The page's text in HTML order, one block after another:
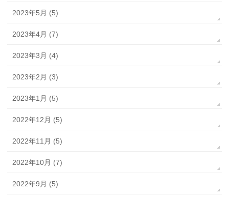
2023年5月 (5)
2023年4月 (7)
2023年3月 (4)
2023年2月 (3)
2023年1月 (5)
2022年12月 (5)
2022年11月 (5)
2022年10月 (7)
2022年9月 (5)